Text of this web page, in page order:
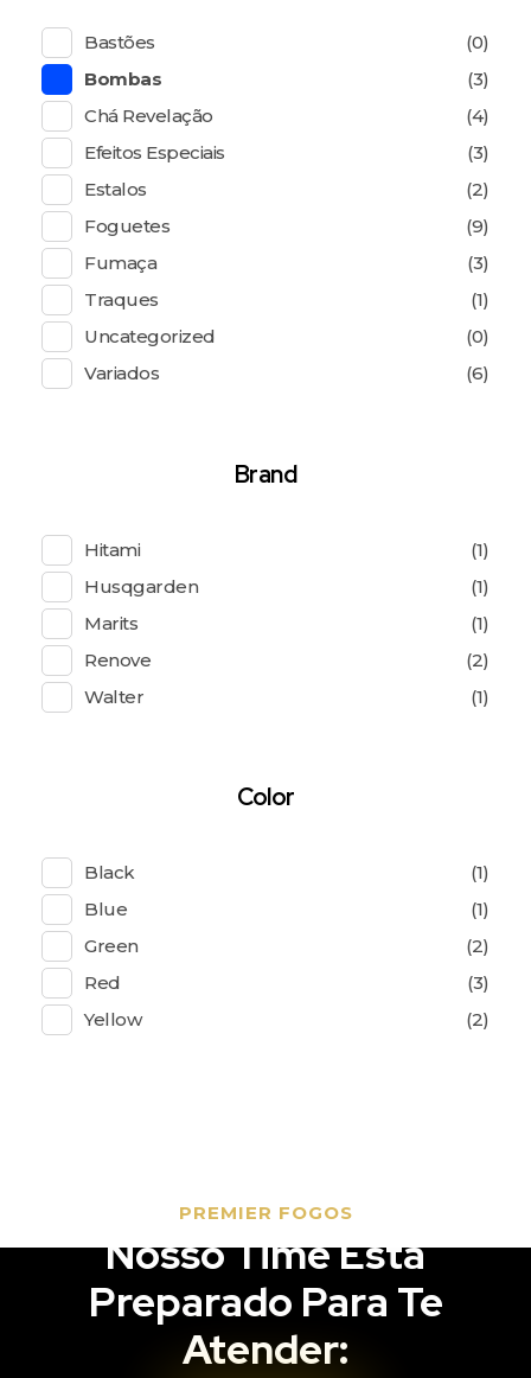
Bastões
(0)
Bombas
(3)
Chá Revelação
(4)
Efeitos Especiais
(3)
Estalos
(2)
Foguetes
(9)
Fumaça
(3)
Traques
(1)
Uncategorized
(0)
Variados
(6)
Brand
Hitami
(1)
Husqgarden
(1)
Marits
(1)
Renove
(2)
Walter
(1)
Color
Black
(1)
Blue
(1)
Green
(2)
Red
(3)
Yellow
(2)
PREMIER FOGOS
Nosso Time Está
Preparado Para Te
Atender: